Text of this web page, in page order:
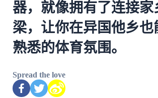
器，就像拥有了连接家
梁，让你在异国他乡也
熟悉的体育氛围。
Spread the love